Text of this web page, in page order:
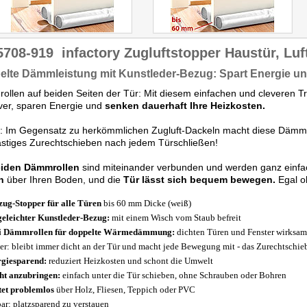
919 infactory Zugluftstopper Haustür,
Dämmleistung mit Kunstleder-Bezug: Spart Energie
auf beiden Seiten der Tür: Mit diesem einfachen und cleveren
sparen Energie und senken dauerhaft Ihre Heizkosten.
Im Gegensatz zu herkömmlichen Zugluft-Dackeln macht diese
Zurechtschieben nach jedem Türschließen!
Dämmrollen sind miteinander verbunden und werden ganz
über Ihren Boden, und die Tür lässt sich bequem bewegen. Egal
Stopper für alle Türen bis 60 mm Dicke (weiß)
Kunstleder-Bezug: mit einem Wisch vom Staub befreit
Dämmrollen für doppelte Wärmedämmung: dichten Türen und Fenster
bleibt immer dicht an der Tür und macht jede Bewegung mit - das
reduziert Heizkosten und schont die Umwelt
anzubringen: einfach unter die Tür schieben, ohne Schrauben oder Bohren
problemlosüber Holz, Fliesen, Teppich oder PVC
platzsparend zu verstauen